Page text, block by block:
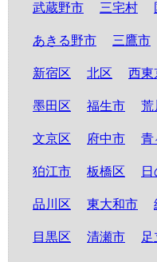
武蔵野市 三宅村
あきる野市 三鷹市
新宿区 北区 西東
墨田区 福生市 荒
文京区 府中市 青
狛江市 板橋区
品川区 東大和市
目黒区 清瀬市 足